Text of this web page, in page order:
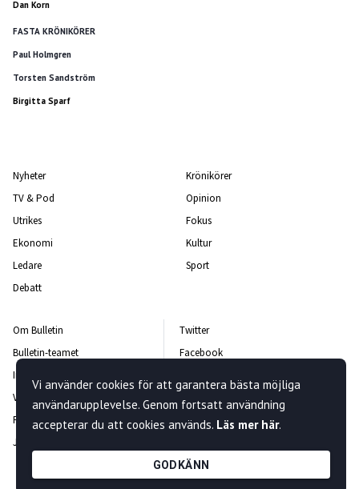
Dan Korn
FASTA KRÖNIKÖRER
Paul Holmgren
Torsten Sandström
Birgitta Sparf
Nyheter
TV & Pod
Utrikes
Ekonomi
Ledare
Debatt
Krönikörer
Opinion
Fokus
Kultur
Sport
Om Bulletin
Bulletin-teamet
Integritetspolicy
Vanliga frågor och svar
Rättelsepolicy
Jobba hos oss
Twitter
Facebook
Kontakta oss
Nyhetsbrev
Vi använder cookies för att garantera bästa möjliga
användarupplevelse. Genom fortsatt användning
accepterar du att cookies används. Läs mer här.
GODKÄNN